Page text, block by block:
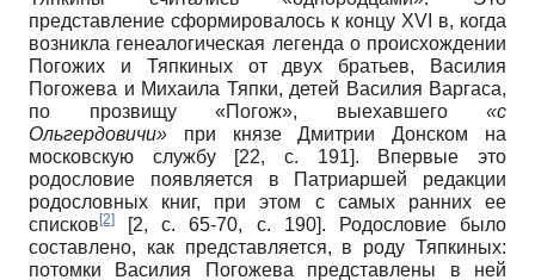
представление сформировалось к концу XVI в, когда
возникла генеалогическая легенда о происхождении
Погожих и Тяпкиных от двух братьев, Василия
Погожева и Михаила Тяпки, детей Василия Варгаса,
по прозвищу «Погож», выехавшего «с
Ольгердовичи» при князе Дмитрии Донском на
московскую службу [22, с. 191]. Впервые это
родословие появляется в Патриаршей редакции
родословных книг, при этом с самых ранних ее
списков[2]
[2, с. 65-70, с. 190]. Родословие было
составлено, как представляется, в роду Тяпкиных:
потомки Василия Погожева представлены в ней